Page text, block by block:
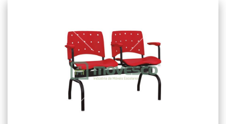
espuma injetada revestido em tecido. O
assento e encosto são interligados
através de lâmina de chapa de aço.